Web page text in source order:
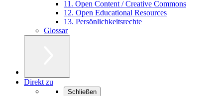
11. Open Content / Creative Commons
12. Open Educational Resources
13. Persönlichkeitsrechte
Glossar
Direkt zu
Schließen